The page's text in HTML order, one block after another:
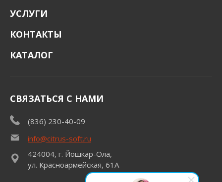
УСЛУГИ
КОНТАКТЫ
КАТАЛОГ
СВЯЗАТЬСЯ С НАМИ
(836) 230-40-09
info@citrus-soft.ru
424004, г. Йошкар-Ола,
ул. Красноармейская, 61А